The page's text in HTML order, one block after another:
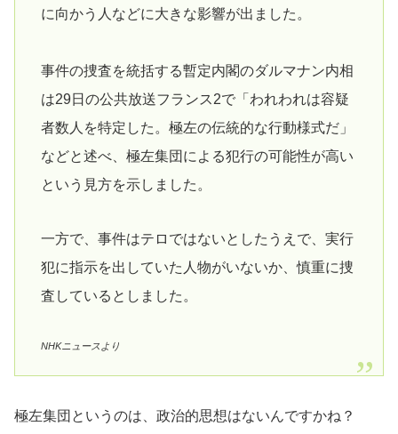
に向かう人などに大きな影響が出ました。
事件の捜査を統括する暫定内閣のダルマナン内相
は29日の公共放送フランス2で「われわれは容疑
者数人を特定した。極左の伝統的な行動様式だ」
などと述べ、極左集団による犯行の可能性が高い
という見方を示しました。
一方で、事件はテロではないとしたうえで、実行
犯に指示を出していた人物がいないか、慎重に捜
査しているとしました。
NHKニュースより
極左集団というのは、政治的思想はないんですかね？